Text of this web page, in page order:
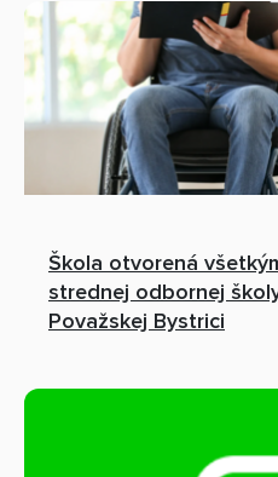
Škola otvorená
strednej odbornej
Považskej Bystrici